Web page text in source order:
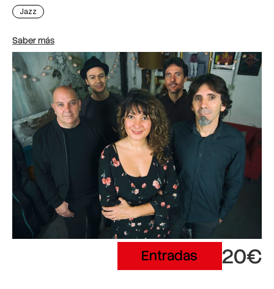
Jazz
Saber más
Entradas 20€